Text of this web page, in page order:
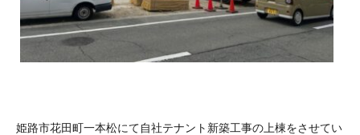
姫路市花田町一本松にて自社テナント新築工事の上棟をさせてい